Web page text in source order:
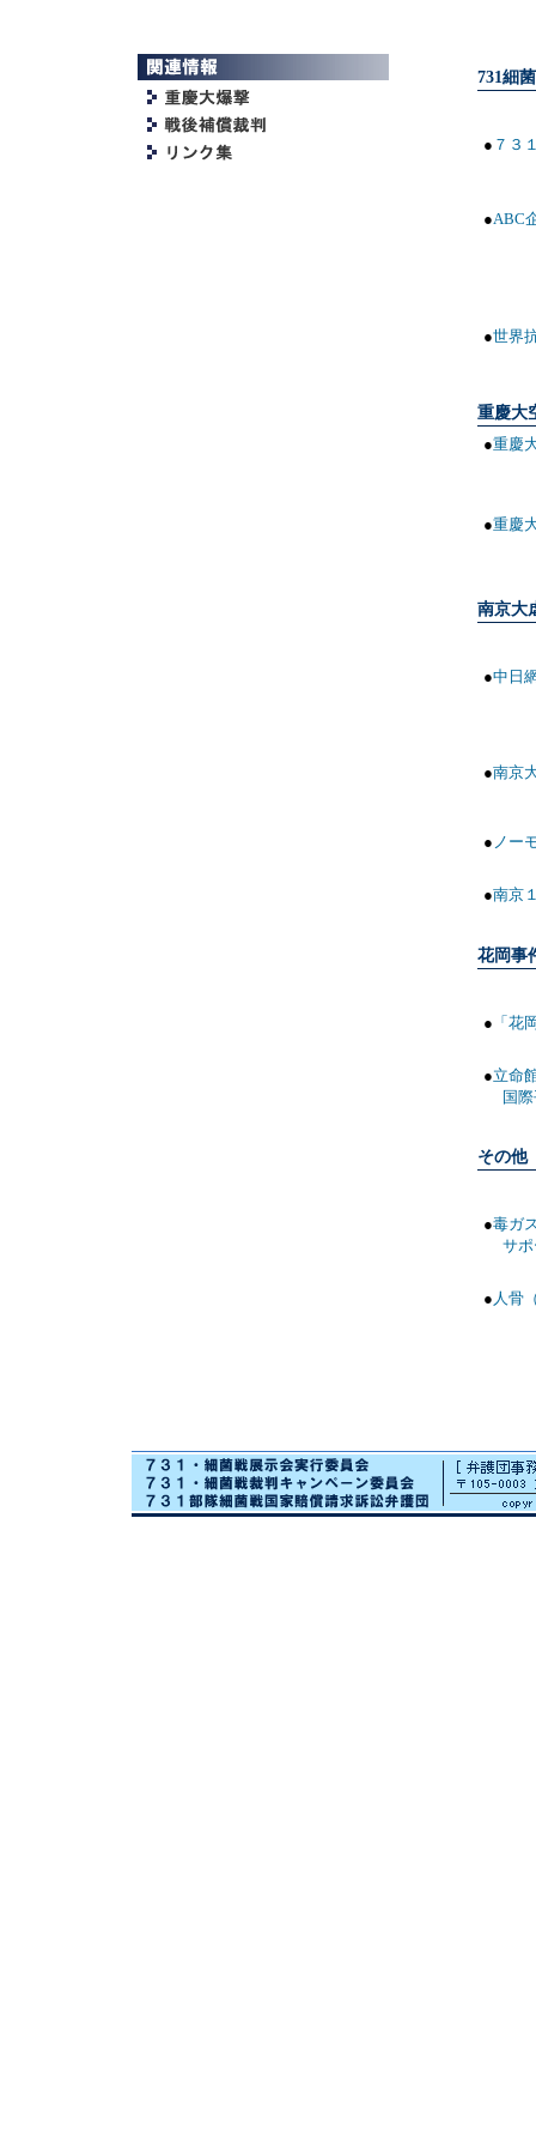
731細
● ７３
●ABC
●世界
重慶大
●重慶
●重慶
南京大
●中日
●南京
● ノー
●南京
花岡事
● 「花
●立命
国際
その他
●毒ガ
サポ
● 人骨